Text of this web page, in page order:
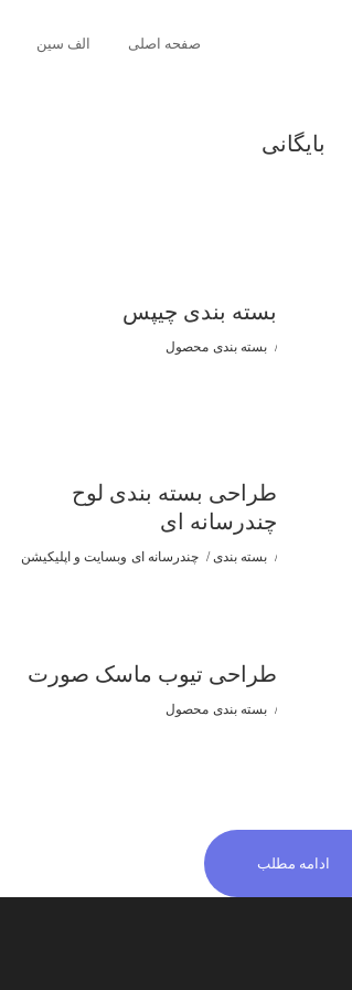
صفحه اصلی الف سین
بایگانی
بسته بندی چیپس
بسته بندی محصول
طراحی بسته بندی لوح
چندرسانه ای
بسته بندی چندرسانه ای وبسایت و اپلیکیشن
طراحی تیوب ماسک صورت
بسته بندی محصول
ادامه مطلب